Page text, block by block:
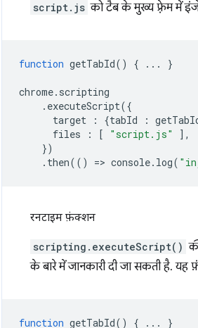
script.js को टैब के मुख्य फ़्रेम में
function getTabId() { ... }
chrome. scripting
. executeScript({
target
: {tabId :
files
: [ "script.js"
],
})
. then(() => console. log(
रनटाइम फ़ंक्शन
scripting.executeScript()
के बारे में जानकारी दी जा सकती है.
function getTabId() { ...
}